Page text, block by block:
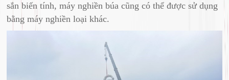
sắn biến tính, máy nghiền búa cũng có thể được sử dụng
bằng máy nghiền loại khác.